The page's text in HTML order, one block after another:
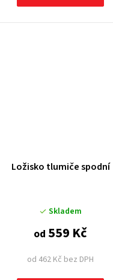
Ložisko tlumiče spodní
Skladem
od 462 Kč bez DPH
od 559 Kč